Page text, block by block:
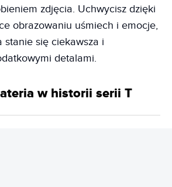
zdjęcia. Uchwycisz dzięki
obrazowaniu uśmiech i emocje,
stanie się ciekawsza i
detalami.
w historii serii T